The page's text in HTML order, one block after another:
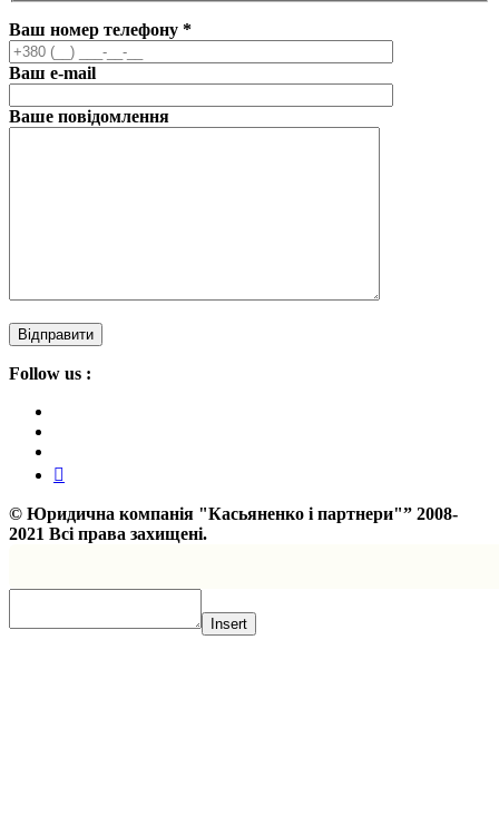
Ваш номер телефону *
Ваш e-mail
Ваше повідомлення
Follow us :
© Юридична компанія "Касьяненко і партнери"” 2008-
2021 Всі права захищені.
Insert